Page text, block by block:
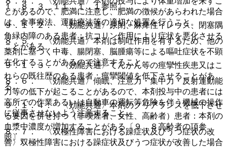
１、８．３、１１．１．１参照〕。
９．１．２． 〈効能共通〉尿閉、麻痺性イレウス、閉塞隅
角緑内障のある患者：抗コリン作用により症状を悪化させる
ことがある。
９．１．３． 〈効能共通〉てんかん等の痙攣性疾患又はこ
れらの既往歴のある患者：痙攣閾値を低下させることがあ
る。
９．１．４． 〈効能共通〉本剤のクリアランスを低下させ
る要因を併せ持つ（非喫煙者、女性、高齢者）患者：本剤の
血漿中濃度が増加することがある〔９．８高齢者の項参
照〕。
とがあるので、肥満に注意し、肥満の徴候があらわれた場合
は、食事療法、運動療法等の適切な処置を行うこと。
８．５． 〈効能共通〉本剤は制吐作用を有するため、他の
薬剤に基づく中毒、腸閉塞、脳腫瘍等による嘔吐症状を不顕
在化することがあるので注意すること。
８．６． 〈効能共通〉傾眠、注意力・集中力・反射運動能
力等の低下が起こることがあるので、本剤投与中の患者には
高所での作業あるいは自動車の運転等危険を伴う機械の操作
に従事させないよう注意すること。
８．７． 〈双極性障害における躁症状及びうつ症状の改
善〉双極性障害における躁症状及びうつ症状が改善した場合